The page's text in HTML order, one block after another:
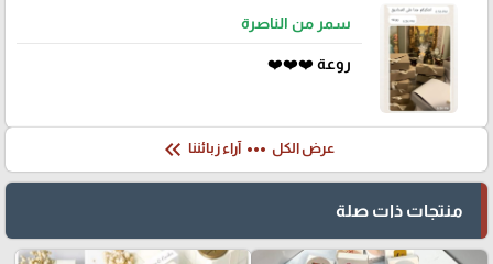
سمر من الناصرة
روعة ❤️❤️❤️
عرض الكل more_horiz آراء زبائننا keyboard_double_arrow_left
منتجات ذات صلة